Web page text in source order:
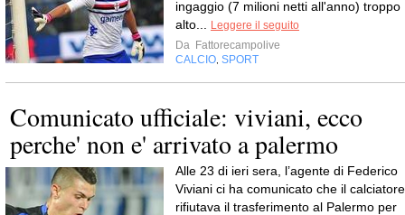
ingaggio (7 milioni netti all'anno) troppo
alto...
Leggere il seguito
Da Fattorecampolive
CALCIO SPORT
Comunicato ufficiale: viviani, ecco
perche' non e' arrivato a palermo
Alle 23 di ieri sera, l’agente di Federico
Viviani ci ha comunicato che il calciatore
rifiutava il trasferimento al Palermo per